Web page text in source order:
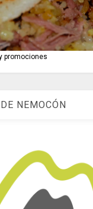
promociones
NEMOCÓN